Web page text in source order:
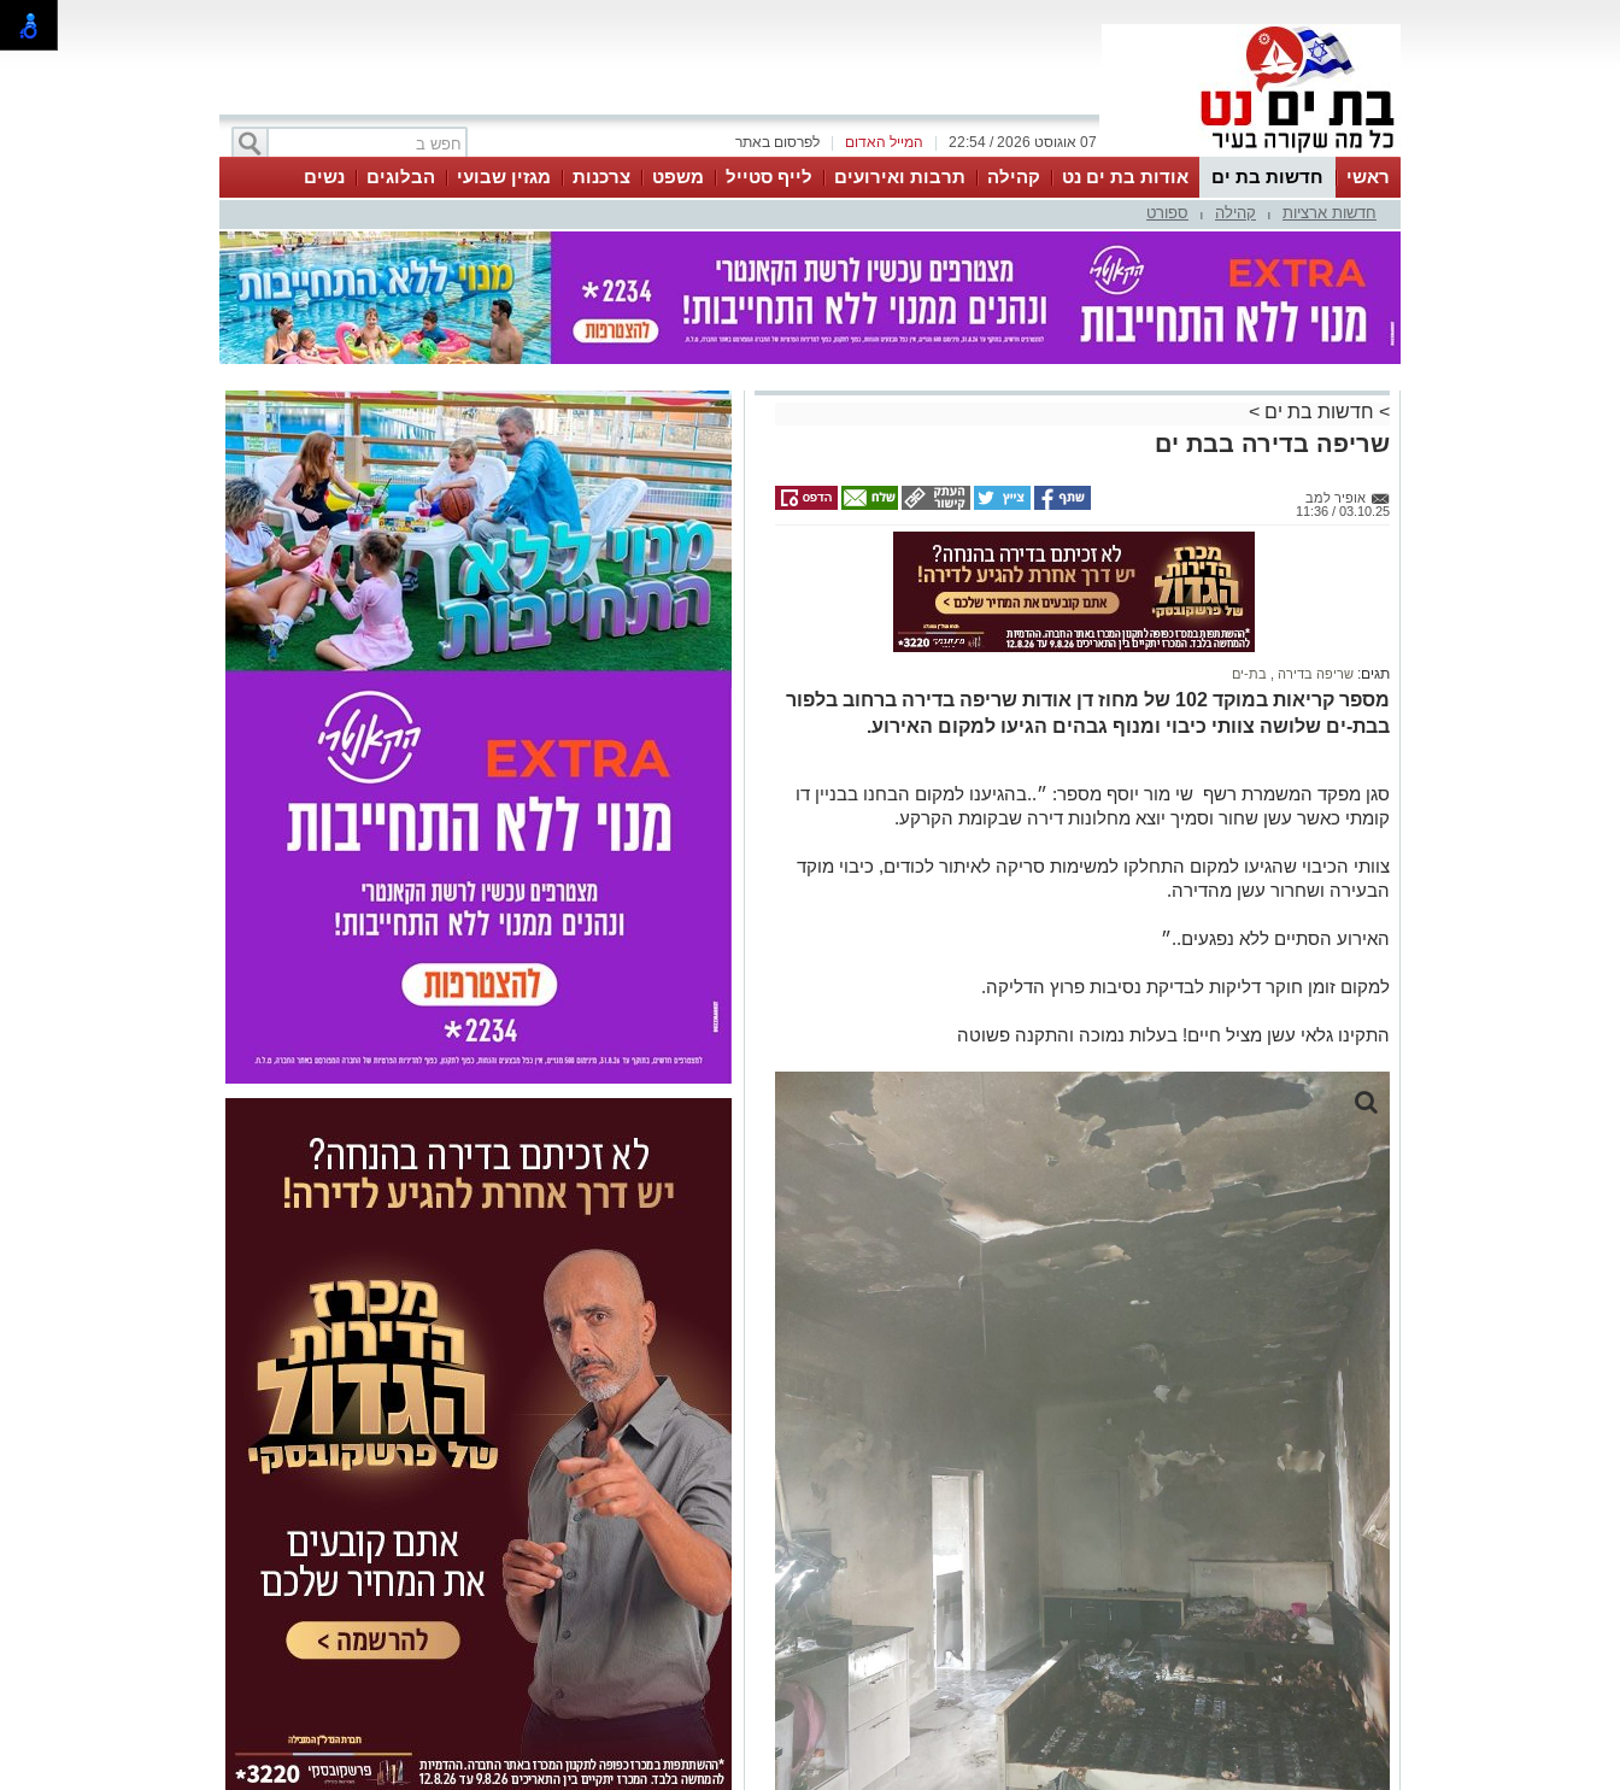
לפרסום באתר המייל האדום 07 אוגוסט 2026 / 22:54
ראשי חדשות בת ים אודות בת ים נט קהילה תרבות ואירועים לייף סטייל משפט צרכנות מגזין שבועי הבלוגים נשים
חדשות ארציות קהילה ספורט
> חדשות בת ים >
שריפה בדירה בבת ים
אופיר למב
03.10.25 / 11:36
תגים: שריפה בדירה בת-ים
מספר קריאות במוקד 102 של מחוז דן אודות שריפה בדירה ברחוב בלפור
בבת-ים שלושה צוותי כיבוי ומנוף גבהים הגיעו למקום האירוע.
סגן מפקד המשמרת רשף שי מור יוסף מספר: ״..בהגיענו למקום הבחנו בבניין דו
קומתי כאשר עשן שחור וסמיך יוצא מחלונות דירה שבקומת הקרקע.
צוותי הכיבוי שהגיעו למקום התחלקו למשימות סריקה לאיתור לכודים, כיבוי מוקד
הבעירה ושחרור עשן מהדירה.
האירוע הסתיים ללא נפגעים..״
למקום זומן חוקר דליקות לבדיקת נסיבות פרוץ הדליקה.
התקינו גלאי עשן מציל חיים! בעלות נמוכה והתקנה פשוטה